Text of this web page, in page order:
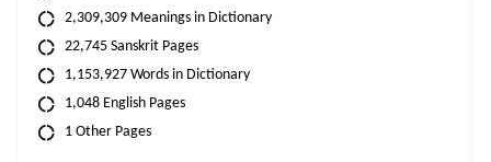
2,309,309 Meanings in Dictionary
22,745 Sanskrit Pages
1,153,927 Words in Dictionary
1,048 English Pages
1 Other Pages